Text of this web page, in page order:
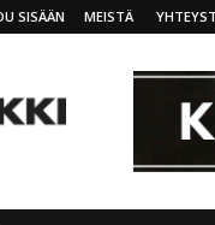
SISÄÄN MEISTÄ